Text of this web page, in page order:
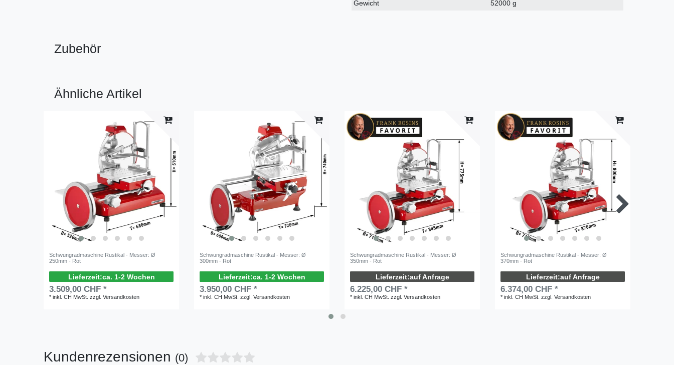
Gewicht
52000 g
Zubehör
Ähnliche Artikel
Schwungradmaschine Rustikal - Messer: Ø
250mm - Rot
ca. 1-2 Wochen
3.509,00 CHF *
*inkl. CH MwSt. zzgl.Versandkosten
Schwungradmaschine Rustikal - Messer: Ø
300mm - Rot
ca. 1-2 Wochen
3.950,00 CHF *
*inkl. CH MwSt. zzgl.Versandkosten
Schwungradmaschine Rustikal - Messer: Ø
350mm - Rot
auf Anfrage
6.225,00 CHF *
*inkl. CH MwSt. zzgl.Versandkosten
Schwungradmaschine Rustikal - Messer: Ø
370mm - Rot
auf Anfrage
6.374,00 CHF *
*inkl. CH MwSt. zzgl.Versandkosten
Kundenrezensionen (0)